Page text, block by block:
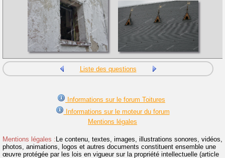
Liste des questions
Informations sur le forum Toitures
Informations sur le moteur du forum
Mentions légales
Mentions légales : Le contenu, textes, images, illustrations sonores, vidéos,
photos, animations, logos et autres documents constituent ensemble une
œuvre protégée par les lois en vigueur sur la propriété intellectuelle (article